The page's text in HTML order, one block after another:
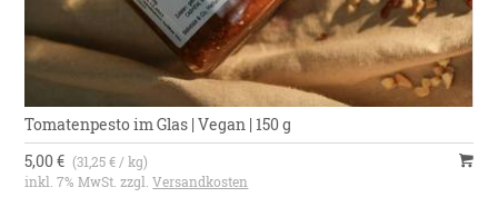
Tomatenpesto im Glas | Vegan | 150 g
5,00 € (31,25 € / kg)
inkl. 7% MwSt. zzgl.Versandkosten